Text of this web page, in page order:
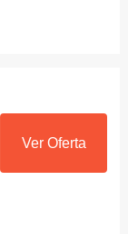
Ver Oferta